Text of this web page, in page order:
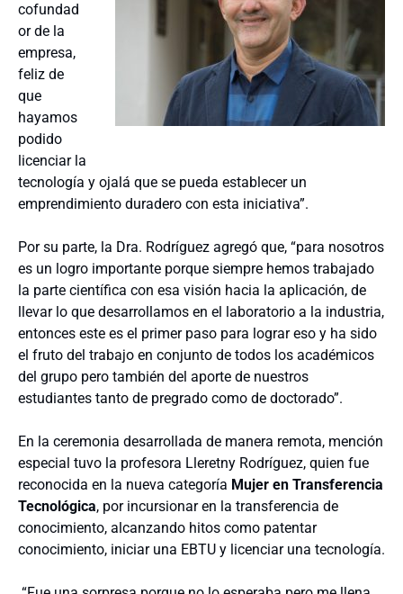
cofundad
or de la
empresa,
feliz de
que
hayamos
podido
licenciar la
tecnología y ojalá que se pueda establecer un
emprendimiento duradero con esta iniciativa”.
Por su parte, la Dra. Rodríguez agregó que, “para nosotros
es un logro importante porque siempre hemos trabajado
la parte científica con esa visión hacia la aplicación, de
llevar lo que desarrollamos en el laboratorio a la industria,
entonces este es el primer paso para lograr eso y ha sido
el fruto del trabajo en conjunto de todos los académicos
del grupo pero también del aporte de nuestros
estudiantes tanto de pregrado como de doctorado”.
En la ceremonia desarrollada de manera remota, mención
especial tuvo la profesora Lleretny Rodríguez, quien fue
reconocida en la nueva categoría Mujer en Transferencia
Tecnológica, por incursionar en la transferencia de
conocimiento, alcanzando hitos como patentar
conocimiento, iniciar una EBTU y licenciar una tecnología.